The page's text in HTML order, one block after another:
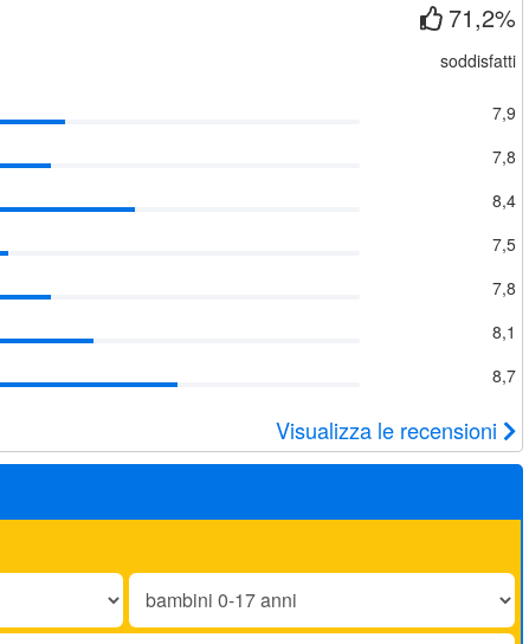
71,2%
soddisfatti
7,9
7,8
8,4
7,5
7,8
8,1
8,7
Visualizza le recensioni
Bambini
17